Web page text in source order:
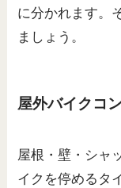
に分かれます。
ましょう。
屋外バイクコ
屋根・壁・シャ
イクを停めるタ